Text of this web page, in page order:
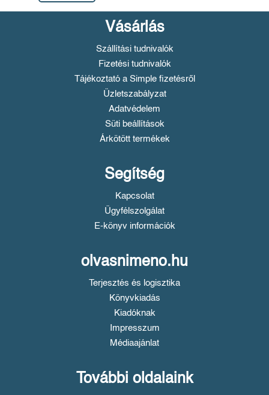
Vásárlás
Szállítási tudnivalók
Fizetési tudnivalók
Tájékoztató a Simple fizetésről
Üzletszabályzat
Adatvédelem
Süti beállítások
Árkötött termékek
Segítség
Kapcsolat
Ügyfélszolgálat
E-könyv információk
olvasnimeno.hu
Terjesztés és logisztika
Könyvkiadás
Kiadóknak
Impresszum
Médiaajánlat
További oldalaink